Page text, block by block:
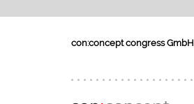
con:concept congress GmbH